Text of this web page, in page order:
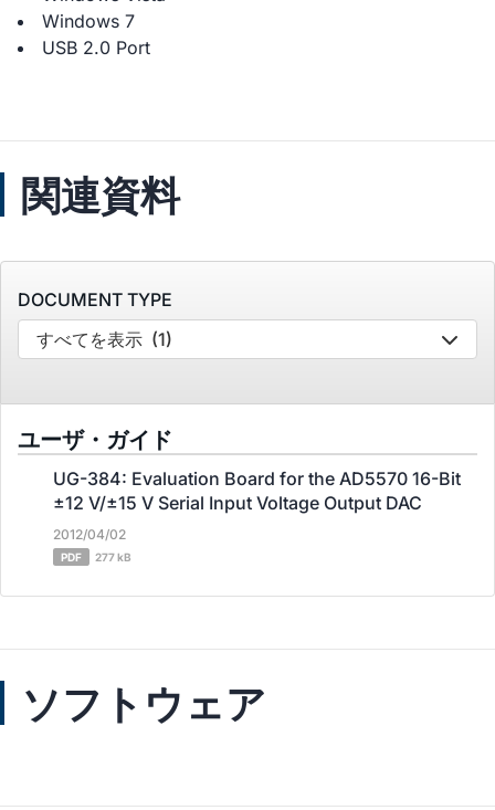
Windows 7
USB 2.0 Port
関連資料
DOCUMENT TYPE
すべてを表示 (1)
ユーザ・ガイド
UG-384: Evaluation Board for the AD5570 16-Bit
±12 V/±15 V Serial Input Voltage Output DAC
2012/04/02
PDF 277 kB
ソフトウェア